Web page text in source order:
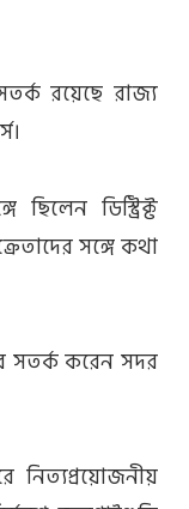
রয়েছে রাজ্য
ডিস্ট্রিক্ট
সঙ্গে কথা
সতর্ক‌ করেন সদর
নিত্যপ্রয়োজনীয়